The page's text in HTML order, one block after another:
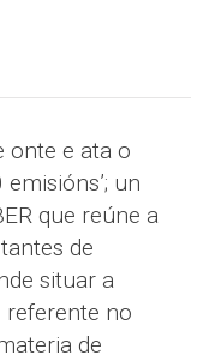
onte e ata o
un
que reúne a
de
situar a
no
de